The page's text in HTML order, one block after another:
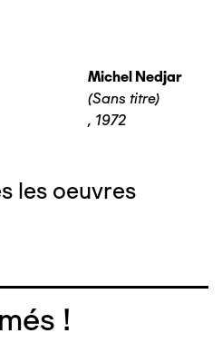
Michel Nedjar
(Sans titre)
, 1972
les oeuvres
!